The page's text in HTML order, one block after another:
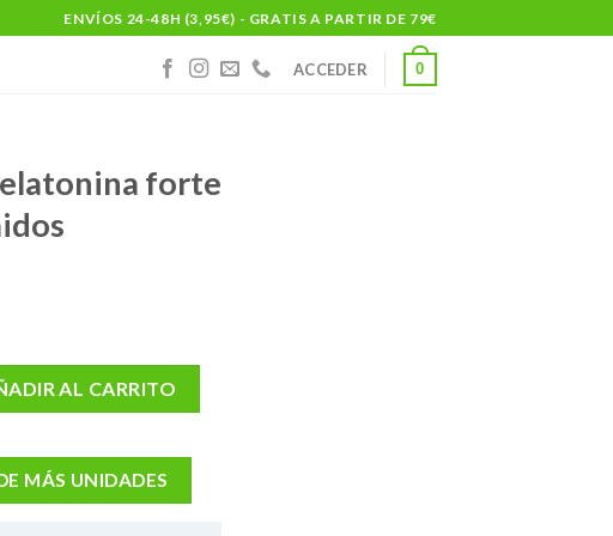
ENVÍOS 24-48H (3,95€) - GRATIS A PARTIR DE 79€
ACCEDER 0
forte
30 comprimidos cantidad
AL CARRITO
MÁS UNIDADES